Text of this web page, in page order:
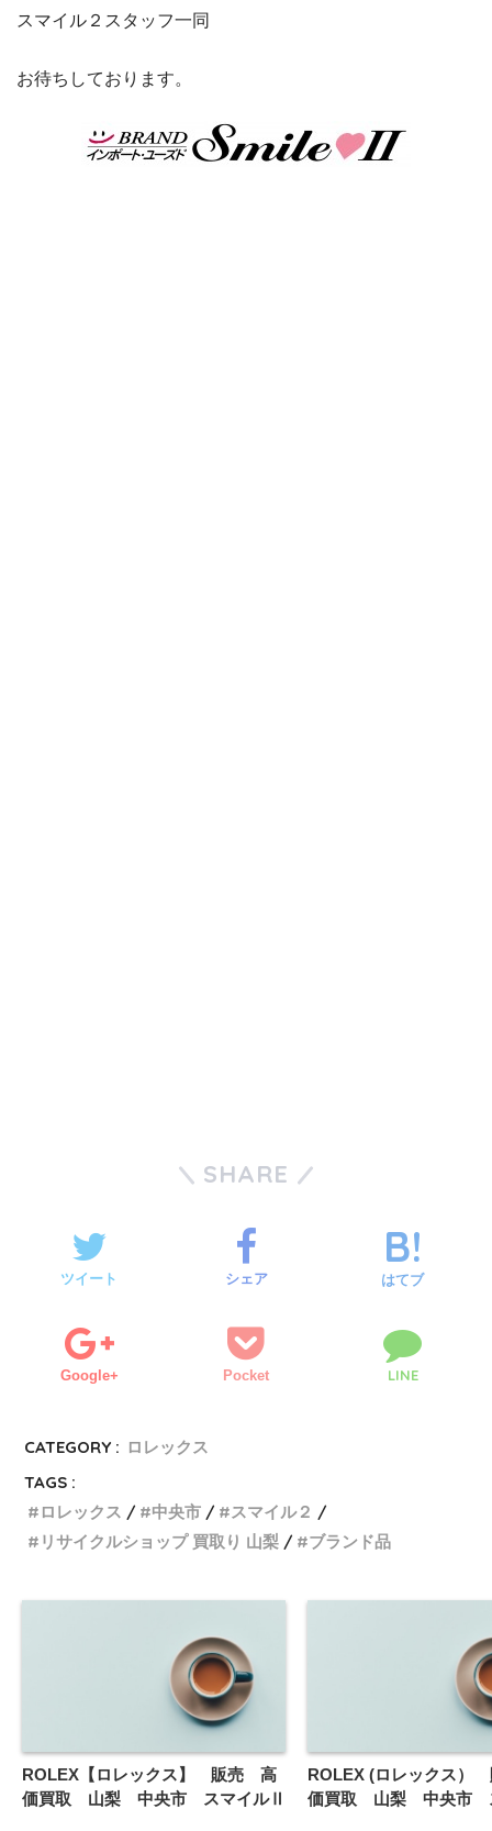
スマイル２スタッフ一同
お待ちしております。
SHARE
ツイート シェア はてブ
Google+ Pocket LINE
CATEGORY : ロレックス
TAGS :
ロレックス
中央市
スマイル２
リサイクルショップ 買取り 山梨
ブランド品
ROLEX【ロレックス】 販売 高
価買取 山梨 中央市 スマイルⅡ
ROLEX (ロレックス
価買取 山梨 中央市